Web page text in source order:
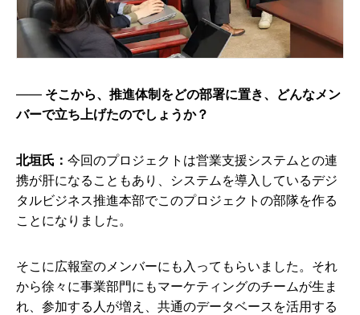
そこから、推進体制をどの部署に置き、どんなメン
バーで立ち上げたのでしょうか？
北垣氏： 今回のプロジェクトは営業支援システムとの連
携が肝になることもあり、システムを導入しているデジ
タルビジネス推進本部でこのプロジェクトの部隊を作る
ことになりました。
そこに広報室のメンバーにも入ってもらいました。それ
から徐々に事業部門にもマーケティングのチームが生ま
れ、参加する人が増え、共通のデータベースを活用する